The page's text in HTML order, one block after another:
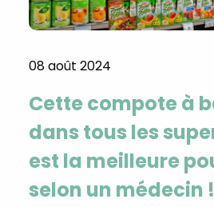
08 août 2024
Cette compote à
dans tous les
est la meilleure
selon un médecin !